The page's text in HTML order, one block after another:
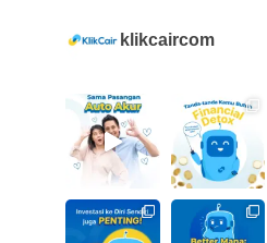
klikcaircom